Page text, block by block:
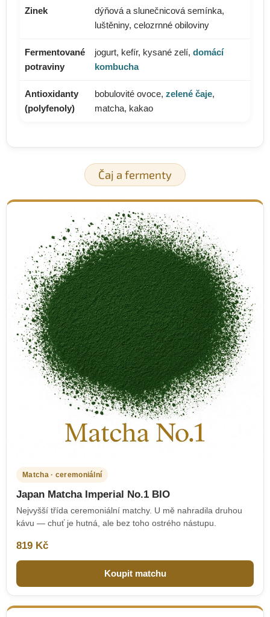
Zinek
dýňová a slunečnicová semínka,
luštěniny, celozrnné obiloviny
Fermentované
potraviny
jogurt, kefír, kysané zelí, domácí
kombucha
Antioxidanty
(polyfenoly)
bobulovité ovoce, zelené čaje,
matcha, kakao
Čaj a fermenty
Matcha · ceremoniální
Japan Matcha Imperial No.1 BIO
Nejvyšší třída ceremoniální matchy. U mě nahradila druhou
kávu — chuť je hutná, ale bez toho ostrého nástupu.
819 Kč
Koupit matchu